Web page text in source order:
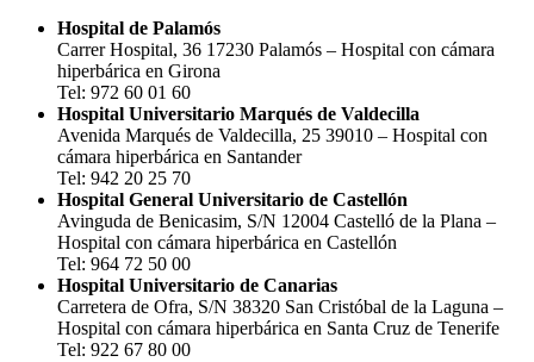
Hospital de Palamós
Carrer Hospital, 36 17230 Palamós – Hospital con cámara
hiperbárica en Girona
Tel: 972 60 01 60
Hospital Universitario Marqués de Valdecilla
Avenida Marqués de Valdecilla, 25 39010 – Hospital con
cámara hiperbárica en Santander
Tel: 942 20 25 70
Hospital General Universitario de Castellón
Avinguda de Benicasim, S/N 12004 Castelló de la Plana –
Hospital con cámara hiperbárica en Castellón
Tel: 964 72 50 00
Hospital Universitario de Canarias
Carretera de Ofra, S/N 38320 San Cristóbal de la Laguna –
Hospital con cámara hiperbárica en Santa Cruz de Tenerife
Tel: 922 67 80 00